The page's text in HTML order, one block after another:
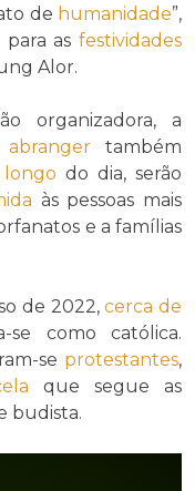
de humanidade”,
as festividades
Alor.
organizadora, a
abranger também
longo do dia, serão
às pessoas mais
e a famílias
de 2022,cerca de
se como católica.
se protestantes,
que segue as
budista.